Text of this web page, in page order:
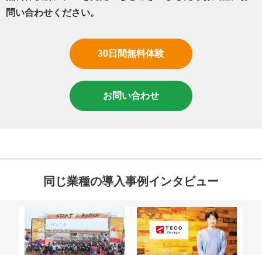
問い合わせください。
30日間無料体験
お問い合わせ
同じ業種の導入事例インタビュー